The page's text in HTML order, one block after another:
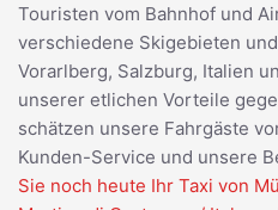
Touristen vom Bahnhof und
verschiedene Skigebieten
Vorarlberg, Salzburg, Italien
unserer etlichen Vorteile
schätzen unsere Fahrgäste
Kunden-Service und unsere
Sie noch heute Ihr Taxi von